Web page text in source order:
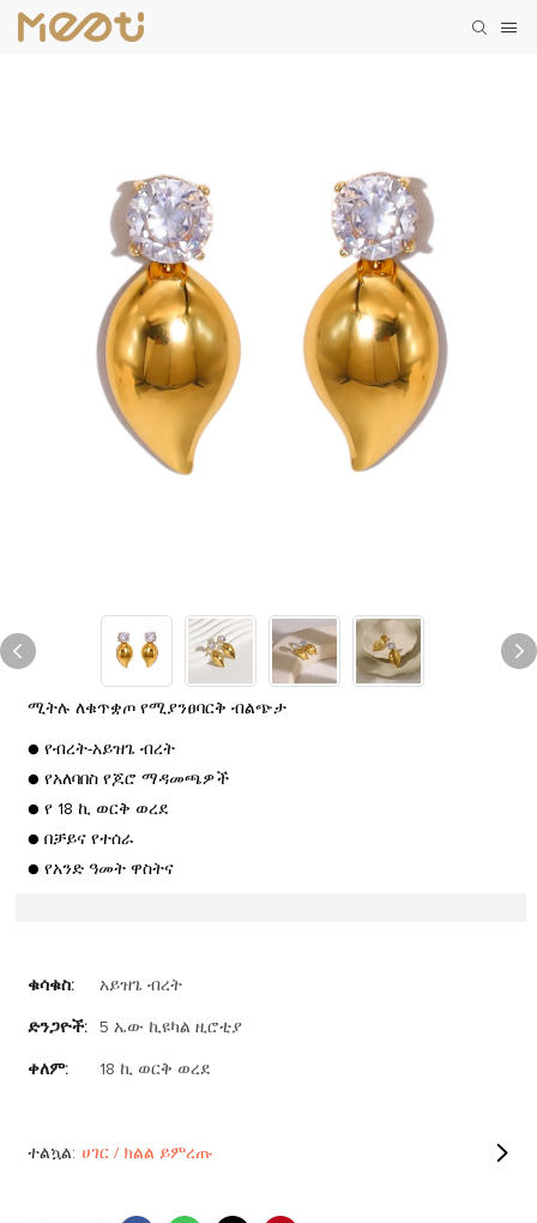
ሚትሉ ለቁጥቋጦ የሚያንፀባርቅ ብልጭታ
● የብረት-አይዝጌ ብረት
● የአለባበስ የጆሮ ማዳመጫዎች
● የ 18 ኪ ወርቅ ወረደ
● በቻይና የተሰራ
● የአንድ ዓመት ዋስትና
ቁሳቁስ: አይዝጌ ብረት
ድንጋዮች: 5 ኤው ኪዩካል ዚሮቲያ
ቀለም: 18 ኪ ወርቅ ወረደ
ተልኳል: ሀገር / ክልል ይምረጡ